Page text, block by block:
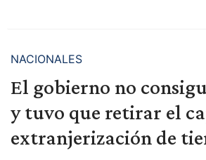
NACIONALES
El gobierno no
y tuvo que retirar el
extranjerización de